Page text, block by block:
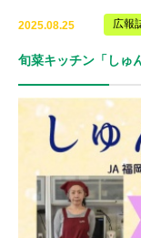
2025.08.25 広報
旬菜キッチン「しゅ